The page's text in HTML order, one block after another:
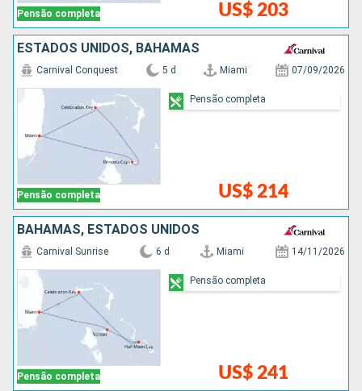
Pensão completa US$ 203
ESTADOS UNIDOS, BAHAMAS
Pensão completa
Carnival Conquest 5 d Miami 07/09/2026
US$ 214
Pensão completa
BAHAMAS, ESTADOS UNIDOS
Pensão completa
Carnival Sunrise 6 d Miami 14/11/2026
US$ 241
Pensão completa